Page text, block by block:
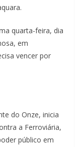
quarta-feira, dia
em
vencer por
do Onze, inicia
a Ferroviária,
público em